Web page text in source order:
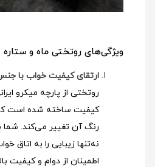
ویژگی‌های روتختی ماه و ستاره
ارتقای کیفیت خواب با
روتختی از پارچه میکرو
کیفیت ساخته شده است
رنگ آن تغییر می‌کند. شما
نه‌تنها زیبایی را به اتاق
اطمینان از دوام و کیفیت